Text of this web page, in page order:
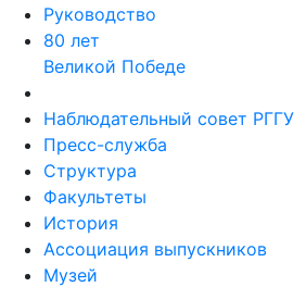
Руководство
80 лет
Великой Победе
Наблюдательный совет РГГУ
Пресс-служба
Структура
Факультеты
История
Ассоциация выпускников
Музей